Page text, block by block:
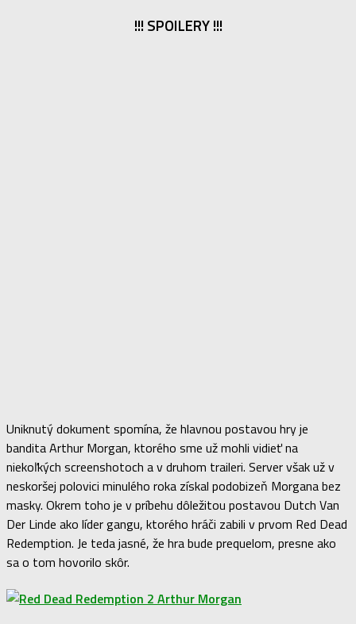
!!! SPOILERY !!!
Uniknutý dokument spomína, že hlavnou postavou hry je
bandita Arthur Morgan, ktorého sme už mohli vidieť na
niekoľkých screenshotoch a v druhom traileri. Server však už v
neskoršej polovici minulého roka získal podobizeň Morgana bez
masky. Okrem toho je v príbehu dôležitou postavou Dutch Van
Der Linde ako líder gangu, ktorého hráči zabili v prvom Red Dead
Redemption. Je teda jasné, že hra bude prequelom, presne ako
sa o tom hovorilo skôr.